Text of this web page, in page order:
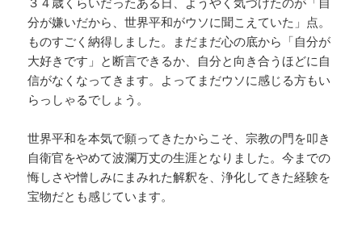
分が嫌いだから、世界平和がウソに聞こえていた」点。
ものすごく納得しました。まだまだ心の底から「自分が
大好きです」と断言できるか、自分と向き合うほどに自
信がなくなってきます。よってまだウソに感じる方もい
らっしゃるでしょう。
世界平和を本気で願ってきたからこそ、宗教の門を叩き
自衛官をやめて波瀾万丈の生涯となりました。今までの
悔しさや憎しみにまみれた解釈を、浄化してきた経験を
宝物だとも感じています。